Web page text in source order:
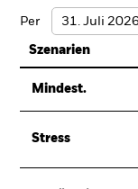
Per
Szenarien
Mindest.
Stress